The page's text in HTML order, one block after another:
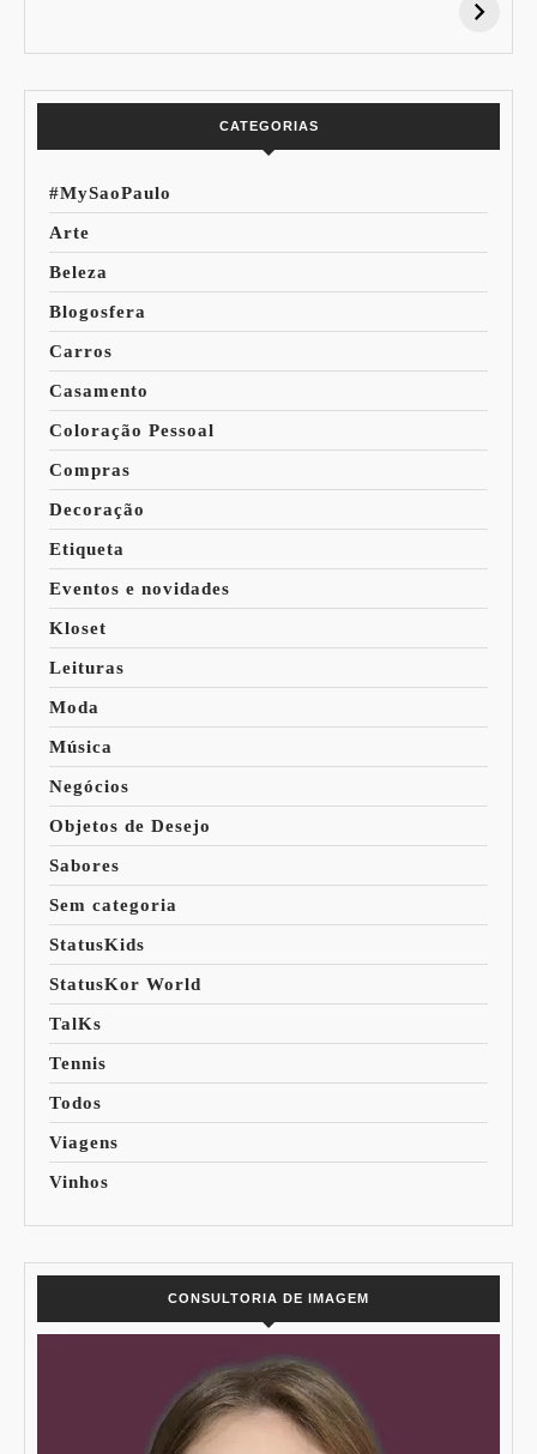
CATEGORIAS
#MySaoPaulo
Arte
Beleza
Blogosfera
Carros
Casamento
Coloração Pessoal
Compras
Decoração
Etiqueta
Eventos e novidades
Kloset
Leituras
Moda
Música
Negócios
Objetos de Desejo
Sabores
Sem categoria
StatusKids
StatusKor World
TalKs
Tennis
Todos
Viagens
Vinhos
CONSULTORIA DE IMAGEM